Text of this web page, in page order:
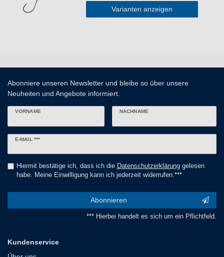
Varianten anzeigen
Abonniere unseren Newsletter und bleibe so über unsere
Neuheiten und Angebote informiert.
VORNAME NACHNAME
E-MAIL ***
Newsletter
Hiermit bestätige ich, dass ich die Daten­schutz­erklärunggelesen
habe. Meine Einwilligung kann ich jederzeit widerrufen.***
Abonnieren
*** Hierbei handelt es sich um ein Pflichtfeld.
Kundenservice